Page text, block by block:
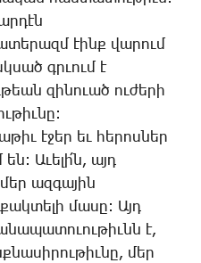
էինք վա­րում
գրւում է
զի­նո­ւած ու­ժե­րի
է­ջեր եւ հե­րոս­ներ
Ա­ւե­լի՛ն, այդ
ազ­գա­յին
մա­սը: Այդ
է,
մեր